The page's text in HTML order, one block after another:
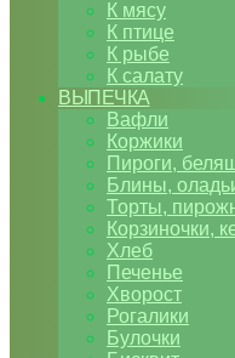
К мясу
К птице
К рыбе
К салату
ВЫПЕЧКА
Вафли
Коржики
Пироги,
Блины,
Торты,
Корзиночки,
Хлеб
Печенье
Хворост
Рогалики
Булочки